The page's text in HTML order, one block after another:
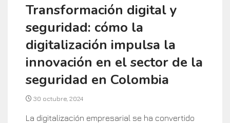
Transformación digital y
seguridad: cómo la
digitalización impulsa la
innovación en el sector de la
seguridad en Colombia
30 octubre, 2024
La digitalización empresarial se ha convertido